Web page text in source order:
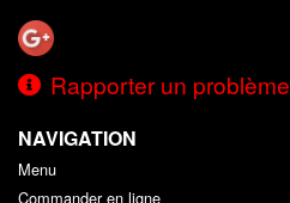
Rapporter un problème
NAVIGATION
Menu
Commander en ligne